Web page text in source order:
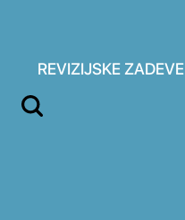
REVIZIJSKE ZADEVE